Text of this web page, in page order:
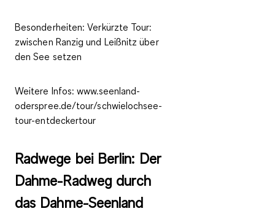
Besonderheiten:Verkürzte Tour:
zwischen Ranzig und Leißnitz über
den See setzen
Weitere Infos: www.seenland-
oderspree.de/tour/schwielochsee-
tour-entdeckertour
Radwege bei Berlin: Der
Dahme-Radweg durch
das Dahme-Seenland